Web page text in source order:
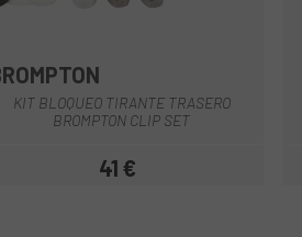
KIT BLOQUEO TIRANTE TRASERO
BROMPTON CLIP SET
Precio
41 €